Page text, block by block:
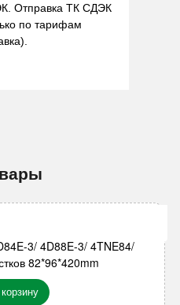
Отправка ТК СДЭК
по тарифам